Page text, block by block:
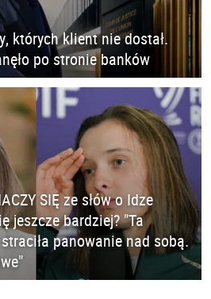
których klient nie dostał.
po stronie banków
SIĘ ze słów o Idze
jeszcze bardziej? "Ta
panowanie nad sobą.